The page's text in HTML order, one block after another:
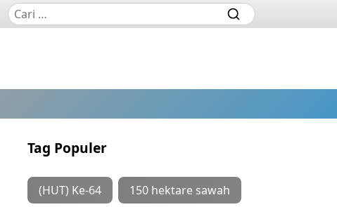
Tag Populer
(HUT) Ke-64 150 hektare sawah